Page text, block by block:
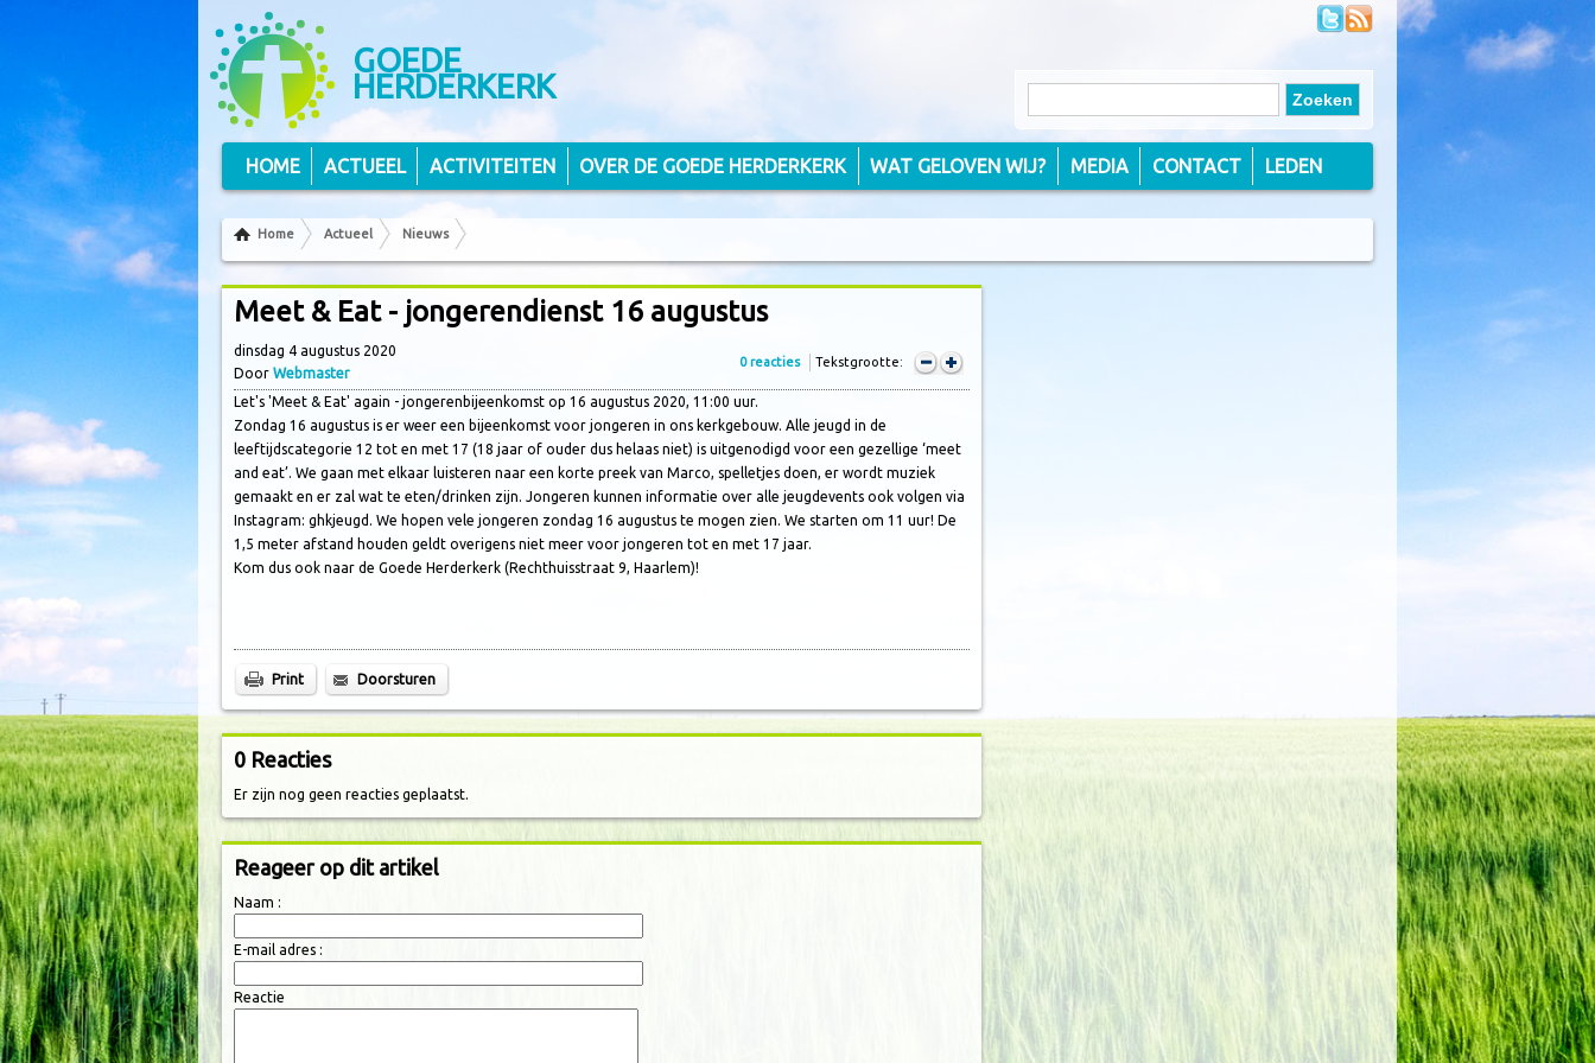
GOEDE
HERDERKERK
Volg ons via RSS
Home Actueel Nieuws
Meet & Eat - jongerendienst 16 augustus
Tekstgrootte:
0 reacties
dinsdag 4 augustus 2020
Door Webmaster
Let's 'Meet & Eat' again - jongerenbijeenkomst op 16 augustus 2020, 11:00 uur.
Zondag 16 augustus is er weer een bijeenkomst voor jongeren in ons kerkgebouw. Alle jeugd in de
leeftijdscategorie 12 tot en met 17 (18 jaar of ouder dus helaas niet) is uitgenodigd voor een gezellige ‘meet
and eat’. We gaan met elkaar luisteren naar een korte preek van Marco, spelletjes doen, er wordt muziek
gemaakt en er zal wat te eten/drinken zijn. Jongeren kunnen informatie over alle jeugdevents ook volgen via
Instagram: ghkjeugd. We hopen vele jongeren zondag 16 augustus te mogen zien. We starten om 11 uur! De
1,5 meter afstand houden geldt overigens niet meer voor jongeren tot en met 17 jaar.
Kom dus ook naar de Goede Herderkerk (Rechthuisstraat 9, Haarlem)!
Print Doorsturen
0 Reacties
Er zijn nog geen reacties geplaatst.
Reageer op dit artikel
Naam :
E-mail adres :
Reactie
HOME ACTUEEL ACTIVITEITEN OVER DE GOEDE HERDERKERK WAT GELOVEN WIJ? MEDIA CONTACT LEDEN